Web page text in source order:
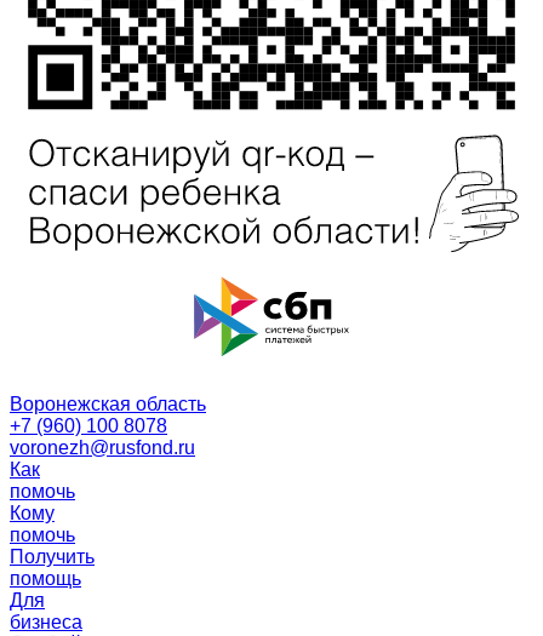
Воронежская область
+7 (960) 100 8078
voronezh@rusfond.ru
Как
помочь
Кому
помочь
Получить
помощь
Для
бизнеса